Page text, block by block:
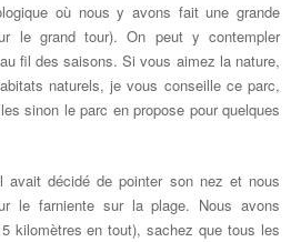
où nous y avons fait une grande
le grand tour). On peut y contempler
fil des saisons. Si vous aimez la nature,
naturels, je vous conseille ce parc,
sinon le parc en propose pour quelques
décidé de pointer son nez et nous
le farniente sur la plage. Nous avons
kilomètres en tout), sachez que tous les